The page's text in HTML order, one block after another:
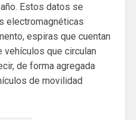
Estos datos se
electromagnéticas
espiras que cuentan
vehículos que circulan
de forma agregada
de movilidad